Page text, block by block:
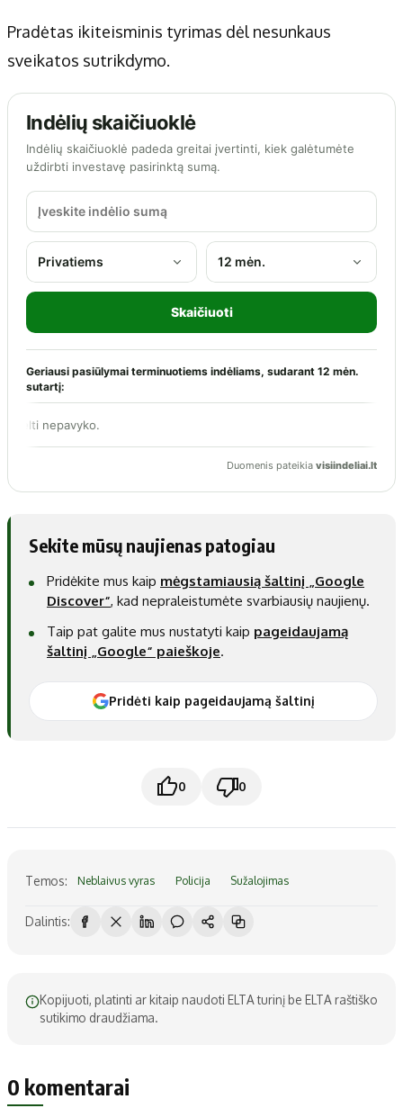
Pradėtas ikiteisminis tyrimas dėl nesunkaus
sveikatos sutrikdymo.
Sekite mūsų naujienas patogiau
Pridėkite mus kaip mėgstamiausią šaltinį „Google
Discover“, kad nepraleistumėte svarbiausių naujienų.
Taip pat galite mus nustatyti kaip pageidaujamą
šaltinį „Google“ paieškoje.
Pridėti kaip pageidaujamą šaltinį
0 0
Temos: Neblaivus vyras Policija Sužalojimas
Dalintis:
Kopijuoti, platinti ar kitaip naudoti ELTA turinį be ELTA raštiško
sutikimo draudžiama.
0 komentarai